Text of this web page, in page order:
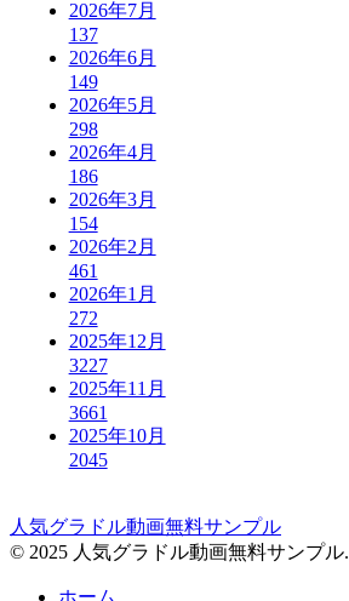
2026年7月
137
2026年6月
149
2026年5月
298
2026年4月
186
2026年3月
154
2026年2月
461
2026年1月
272
2025年12月
3227
2025年11月
3661
2025年10月
2045
人気グラドル動画無料サンプル
© 2025 人気グラドル動画無料サンプル.
ホーム